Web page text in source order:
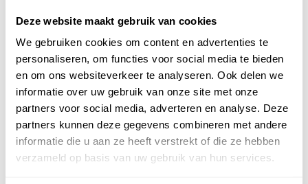
Deze website maakt gebruik van cookies
We gebruiken cookies om content en advertenties te
personaliseren, om functies voor social media te bieden
en om ons websiteverkeer te analyseren. Ook delen we
informatie over uw gebruik van onze site met onze
partners voor social media, adverteren en analyse. Deze
partners kunnen deze gegevens combineren met andere
informatie die u aan ze heeft verstrekt of die ze hebben
verzameld op basis van uw gebruik van hun services.
De Kaapverdische vlag wordt standaard uit eigen voorraad
geleverd, wat zorgt voor een snelle levering. Ook zijn onze
vlaggen voorzien van een hoogwaardige afwerking. Ze zijn
voorzien van een sterke zoom die vastgezet is met een dubbele
stiknaad. Bij ons profiteer je van de volgende voordelen:
✓ snelle levering uit eigen voorraad
✓ altijd de laagste prijs garantie
✓ verkrijgbaar in de meest voorkomende formaten